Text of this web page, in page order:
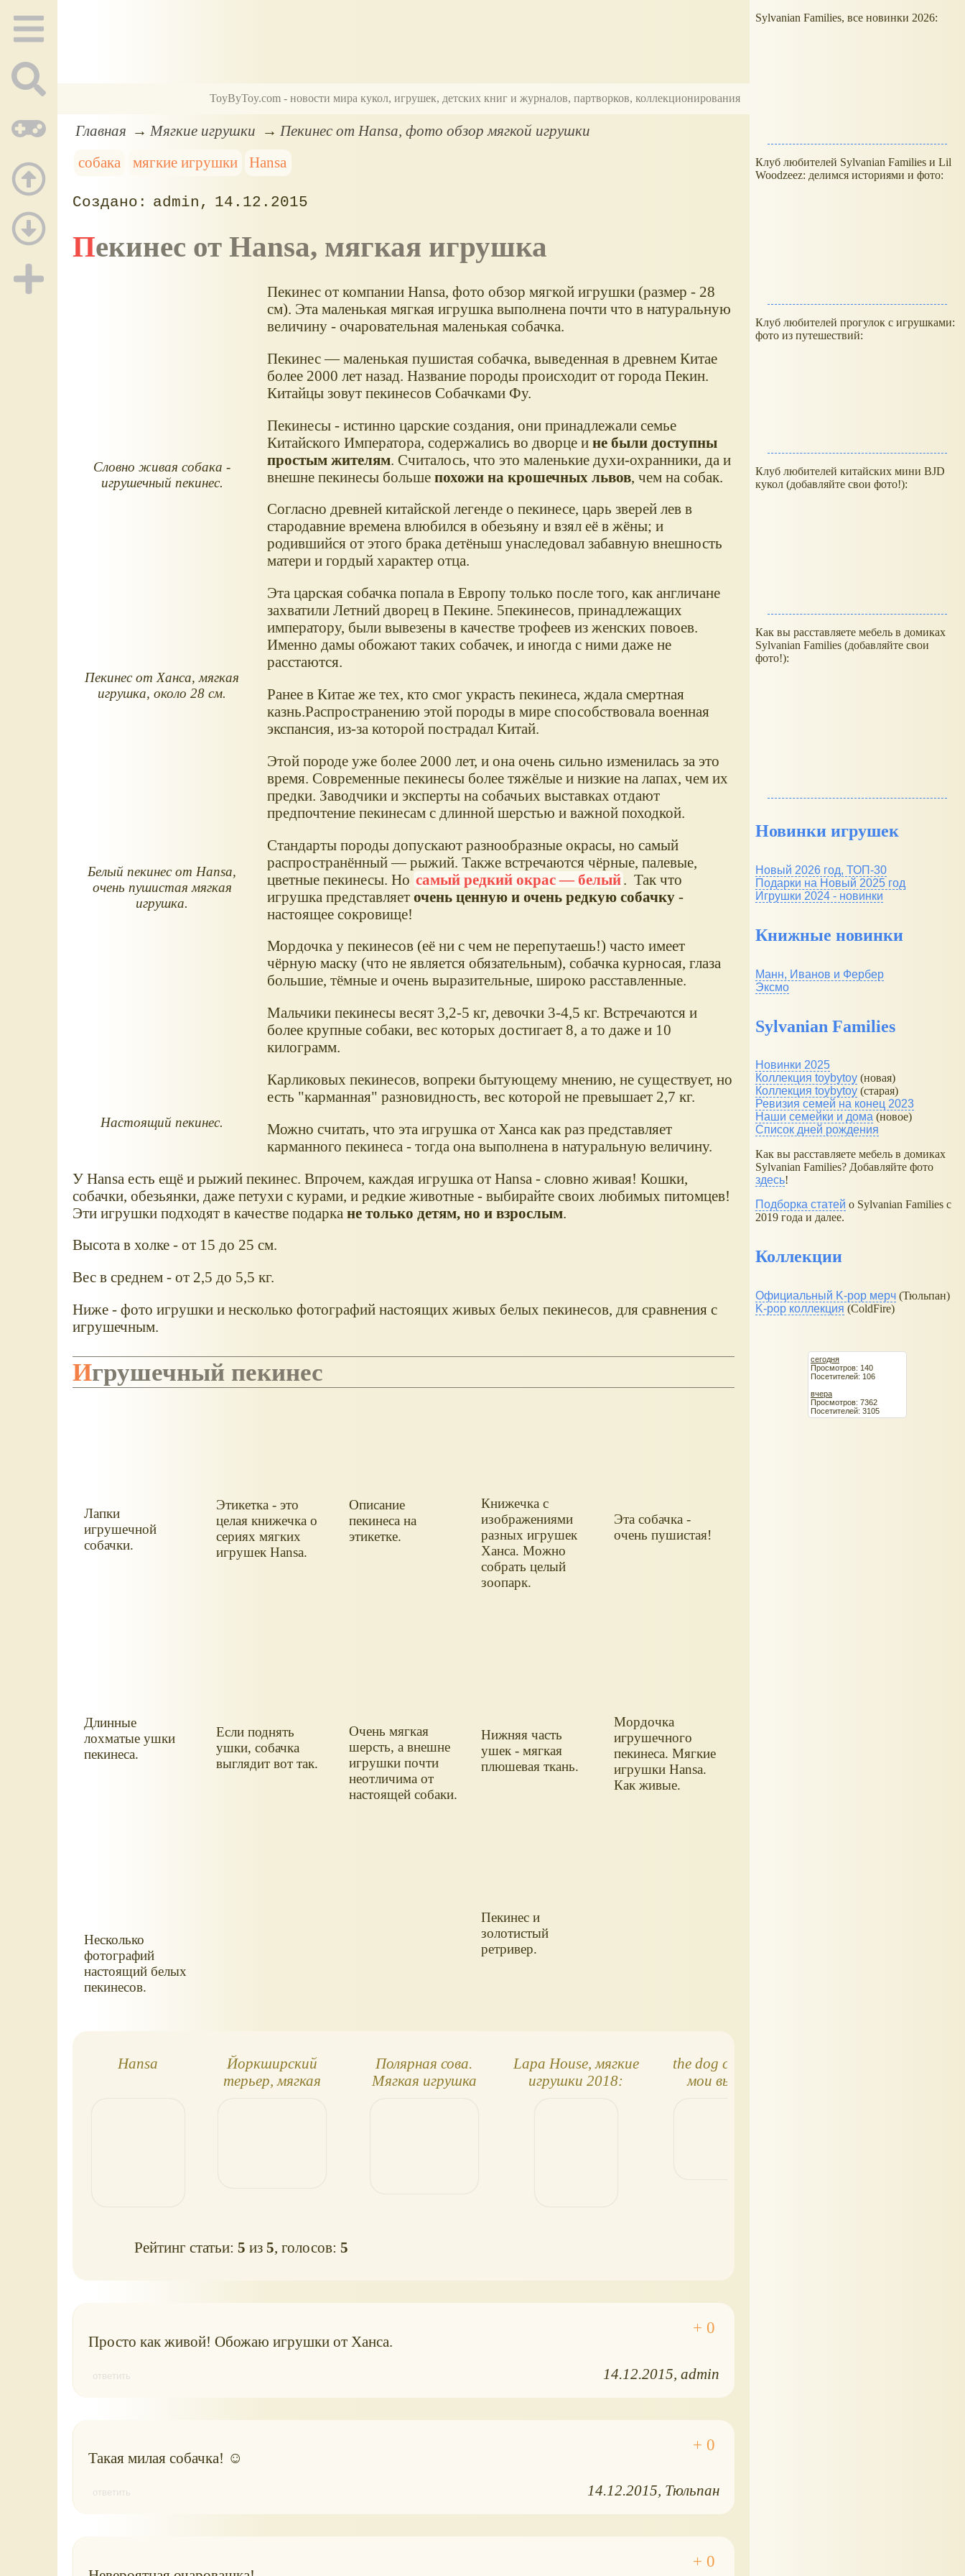
ToyByToy.com - новости мира кукол, игрушек, детских книг и журналов, партворков, коллекционирования
Главная Мягкие игрушки
Пекинес от Hansa, фото обзор мягкой игрушки
собака
мягкие игрушки Hansa
admin 14.12.2015
Пекинес от Hansa, мягкая игрушка
Словно живая собака -
игрушечный пекинес.
Пекинес от компании Hansa, фото обзор мягкой игрушки (размер - 28
см). Эта маленькая мягкая игрушка выполнена почти что в натуральную
величину - очаровательная маленькая собачка.
Пекинес — маленькая пушистая собачка, выведенная в древнем Китае
более 2000 лет назад. Название породы происходит от города Пекин.
Китайцы зовут пекинесов Собачками Фу.
Пекинесы - истинно царские создания, они принадлежали семье
Китайского Императора, содержались во дворце и не были доступны
простым жителям. Считалось, что это маленькие духи-охранники, да и
внешне пекинесы больше похожи на крошечных львов, чем на собак.
Пекинес от Ханса, мягкая
игрушка, около 28 см.
Согласно древней китайской легенде о пекинесе, царь зверей лев в
стародавние времена влюбился в обезьяну и взял её в жёны; и
родившийся от этого брака детёныш унаследовал забавную внешность
матери и гордый характер отца.
Эта царская собачка попала в Европу только после того, как англичане
захватили Летний дворец в Пекине. 5пекинесов, принадлежащих
императору, были вывезены в качестве трофеев из женских повоев.
Именно дамы обожают таких собачек, и иногда с ними даже не
расстаются.
Белый пекинес от Hansa,
очень пушистая мягкая
игрушка.
Ранее в Китае же тех, кто смог украсть пекинеса, ждала смертная
казнь.Распространению этой породы в мире способствовала военная
экспансия, из-за которой пострадал Китай.
Этой породе уже более 2000 лет, и она очень сильно изменилась за это
время. Современные пекинесы более тяжёлые и низкие на лапах, чем их
предки. Заводчики и эксперты на собачьих выставках отдают
предпочтение пекинесам с длинной шерстью и важной походкой.
Стандарты породы допускают разнообразные окрасы, но самый
распространённый — рыжий. Также встречаются чёрные, палевые,
цветные пекинесы. Но самый редкий окрас — белый
. Так что
игрушка представляет очень ценную и очень редкую собачку-
настоящее сокровище!
Настоящий пекинес.
Мордочка у пекинесов (её ни с чем не перепутаешь!) часто имеет
чёрную маску (что не является обязательным), собачка курносая, глаза
большие, тёмные и очень выразительные, широко расставленные.
Мальчики пекинесы весят 3,2-5 кг, девочки 3-4,5 кг. Встречаются и
более крупные собаки, вес которых достигает 8, а то даже и 10
килограмм.
Карликовых пекинесов, вопреки бытующему мнению, не существует, но
есть "карманная" разновидность, вес которой не превышает 2,7 кг.
Можно считать, что эта игрушка от Ханса как раз представляет
карманного пекинеса - тогда она выполнена в натуральную величину.
У Hansa есть ещё и рыжий пекинес. Впрочем, каждая игрушка от Hansa - словно живая! Кошки,
собачки, обезьянки, даже петухи с курами, и редкие животные - выбирайте своих любимых питомцев!
Эти игрушки подходят в качестве подарка не только детям, но и взрослым.
Высота в холке - от 15 до 25 см.
Вес в среднем - от 2,5 до 5,5 кг.
Ниже - фото игрушки и несколько фотографий настоящих живых белых пекинесов, для сравнения с
игрушечным.
Игрушечный пекинес
Лапки
игрушечной
собачки.
Этикетка - это
целая книжечка о
сериях мягких
игрушек Hansa.
Описание
пекинеса на
этикетке.
Книжечка с
изображениями
разных игрушек
Ханса. Можно
собрать целый
зоопарк.
Эта собачка -
очень пушистая!
Длинные
лохматые ушки
пекинеса.
Если поднять
ушки, собачка
выглядит вот так.
Очень мягкая
шерсть, а внешне
игрушки почти
неотличима от
настоящей собаки.
Нижняя часть
ушек - мягкая
плюшевая ткань.
Мордочка
игрушечного
пекинеса. Мягкие
игрушки Hansa.
Как живые.
Несколько
фотографий
настоящий белых
пекинесов.
Пекинес и
золотистый
ретривер.
Hansa
Йоркширский
терьер, мягкая
Полярная сова.
Мягкая игрушка
Lapa House, мягкие
игрушки 2018:
the dog collection
мои выпуски
Рейтинг статьи:5 из5, голосов:5
Просто как живой! Обожаю игрушки от Ханса.
ответить 14.12.2015 admin
Такая милая собачка! ☺
ответить 14.12.2015 Тюльпан
Sylvanian Families, все новинки 2026:
Клуб любителей Sylvanian Families и Lil
Woodzeez: делимся историями и фото:
Клуб любителей прогулок с игрушками:
фото из путешествий:
Клуб любителей китайских мини BJD
кукол (добавляйте свои фото!):
Как вы расставляете мебель в домиках
Sylvanian Families (добавляйте свои
фото!):
Новинки игрушек
Новый 2026 год, ТОП-30
Подарки на Новый 2025 год
Игрушки 2024 - новинки
Книжные новинки
Манн, Иванов и Фербер
Эксмо
Sylvanian Families
Новинки 2025
Коллекция toybytoy (новая)
Коллекция toybytoy (старая)
Ревизия семей на конец 2023
Наши семейки и дома (новое)
Список дней рождения
Как вы расставляете мебель в домиках
Sylvanian Families? Добавляйте фото
здесь!
Подборка статей о Sylvanian Families с
2019 года и далее.
Коллекции
Официальный K-pop мерч (Тюльпан)
K-pop коллекция (ColdFire)
сегодня
Просмотров: 140
Посетителей: 106
вчера
Просмотров: 7362
Посетителей: 3105